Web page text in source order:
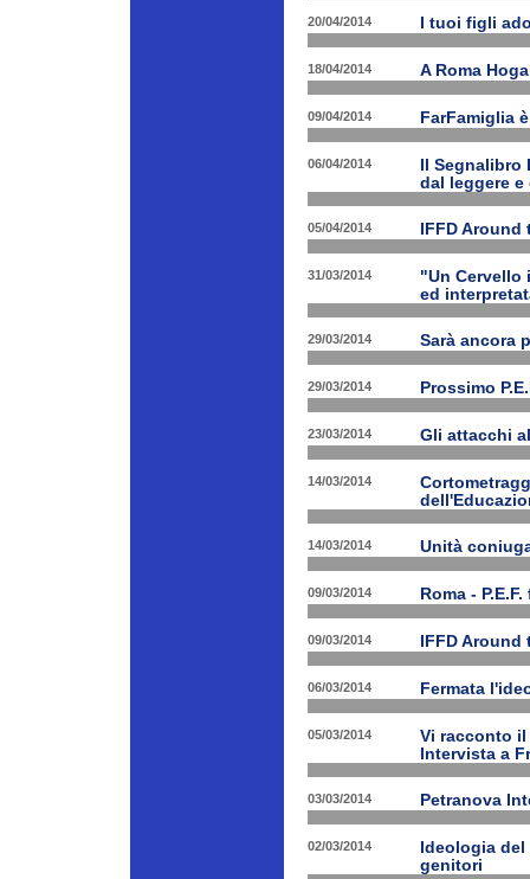
20/04/2014 I tuoi figli
18/04/2014 A Roma
09/04/2014 FarFamiglia
06/04/2014
Il
dal leggere
05/04/2014 IFFD
31/03/2014
"Un Cervello
ed
29/03/2014 Sarà ancora
29/03/2014 Prossimo
23/03/2014 Gli attacchi
14/03/2014
14/03/2014 Unità
09/03/2014 Roma -
09/03/2014 IFFD
06/03/2014 Fermata
05/03/2014
Vi racconto il
Intervista a
03/03/2014 Petranova
02/03/2014
Ideologia
genitori